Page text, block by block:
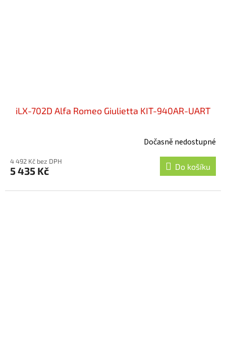
iLX-702D Alfa Romeo Giulietta KIT-940AR-UART
Dočasně nedostupné
4 492 Kč bez DPH
5 435 Kč Do košíku